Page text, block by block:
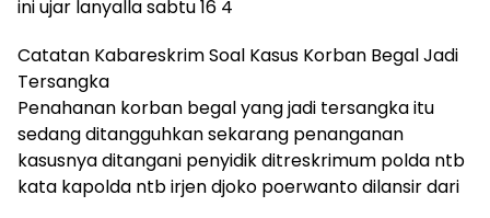
ini ujar lanyalla sabtu 16 4
Catatan Kabareskrim Soal Kasus Korban Begal Jadi
Tersangka
Penahanan korban begal yang jadi tersangka itu
sedang ditangguhkan sekarang penanganan
kasusnya ditangani penyidik ditreskrimum polda ntb
kata kapolda ntb irjen djoko poerwanto dilansir dari